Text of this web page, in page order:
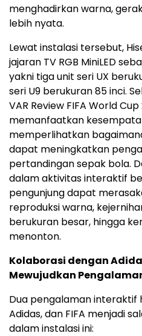
menghadirkan warna,
lebih nyata.
Lewat instalasi tersebut,
jajaran TV RGB MiniLED
yakni tiga unit seri UX
seri U9 berukuran 85 inci.
VAR Review FIFA World
memanfaatkan
memperlihatkan
dapat meningkatkan
pertandingan sepak bola.
dalam aktivitas interaktif
pengunjung dapat
reproduksi warna,
berukuran besar, hingga
menonton.
Kolaborasi dengan
Mewujudkan
Dua pengalaman interaktif
Adidas, dan FIFA menjadi
dalam instalasi ini: